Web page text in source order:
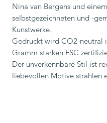
Nina van Bergens und
selbstgezeichneten und -
Kunstwerke.
Gedruckt wird CO2-neutral
Gramm starken FSC
Der unverkennbare Stil ist
liebevollen Motive strahlen